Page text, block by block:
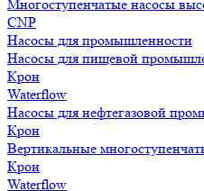
Многоступенчатые насосы
CNP
Насосы для промышленности
Насосы для пищевой
Крон
Waterflow
Насосы для нефтегазовой
Крон
Вертикальные
Крон
Waterflow